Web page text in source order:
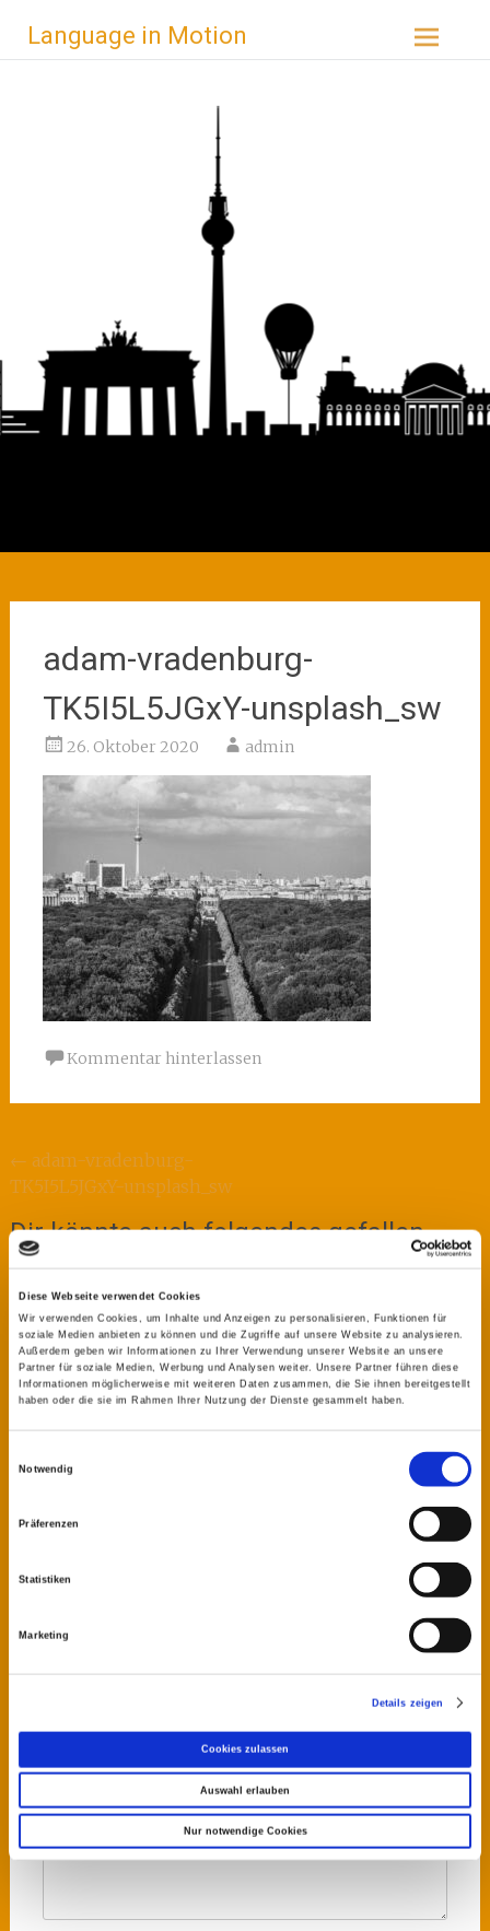
Diese Webseite verwendet Cookies
Wir verwenden Cookies, um Inhalte und Anzeigen zu personalisieren, Funktionen für
soziale Medien anbieten zu können und die Zugriffe auf unsere Website zu analysieren.
Außerdem geben wir Informationen zu Ihrer Verwendung unserer Website an unsere
Partner für soziale Medien, Werbung und Analysen weiter. Unsere Partner führen diese
Informationen möglicherweise mit weiteren Daten zusammen, die Sie ihnen bereitgestellt
haben oder die sie im Rahmen Ihrer Nutzung der Dienste gesammelt haben.
Notwendig
Präferenzen
Statistiken
Marketing
Details zeigen
Cookies zulassen
Auswahl erlauben
Nur notwendige Cookies
Inhalt
springen
Language in Motion
adam-vradenburg-
TK5I5L5JGxY-unsplash_sw
26. Oktober 2020 admin
Kommentar hinterlassen
Beitragsnavigation
← adam-vradenburg-
TK5I5L5JGxY-unsplash_sw
Dir könnte auch folgendes gefallen
Übersetzungen ins Deutsche,
Spanische und Englische
21. Oktober 2020 admin
0
Kommentare
Erforderliche Felder sind mit
Kommentar*